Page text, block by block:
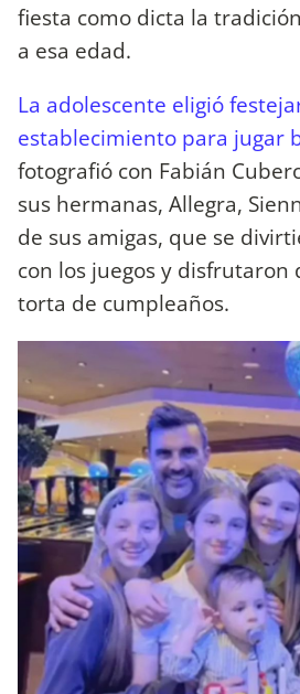
fiesta como dicta la
a esa edad.
La adolescente eligió
establecimiento para jugar
fotografió con Fabián
sus hermanas, Allegra,
de sus amigas, que se
con los juegos y disfrutaron
torta de cumpleaños.